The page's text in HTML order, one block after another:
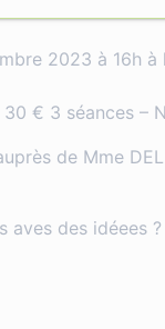
2023 à 16h
€ 3 séances –
de Mme
aves des idéees